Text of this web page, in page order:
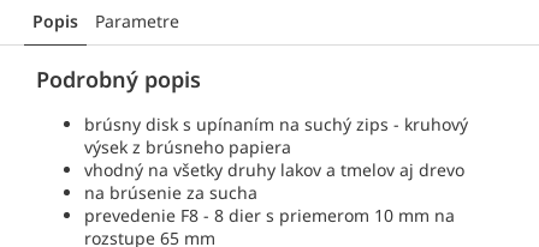
Popis Parametre
Podrobný popis
brúsny disk s upínaním na suchý zips - kruhový
výsek z brúsneho papiera
vhodný na všetky druhy lakov a tmelov aj drevo
na brúsenie za sucha
prevedenie F8 - 8 dier s priemerom 10 mm na
rozstupe 65 mm